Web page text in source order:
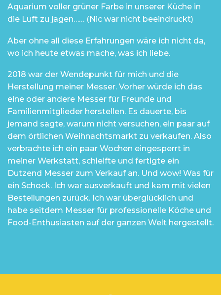
Aquarium voller grüner Farbe in unserer Küche in
die Luft zu jagen…… (Nic war nicht beeindruckt)
Aber ohne all diese Erfahrungen wäre ich nicht da,
wo ich heute etwas mache, was ich liebe.
2018 war der Wendepunkt für mich und die
Herstellung meiner Messer. Vorher würde ich das
eine oder andere Messer für Freunde und
Familienmitglieder herstellen. Es dauerte, bis
jemand sagte, warum nicht versuchen, ein paar auf
dem örtlichen Weihnachtsmarkt zu verkaufen. Also
verbrachte ich ein paar Wochen eingesperrt in
meiner Werkstatt, schleifte und fertigte ein
Dutzend Messer zum Verkauf an. Und wow! Was für
ein Schock. Ich war ausverkauft und kam mit vielen
Bestellungen zurück. Ich war überglücklich und
habe seitdem Messer für professionelle Köche und
Food-Enthusiasten auf der ganzen Welt hergestellt.